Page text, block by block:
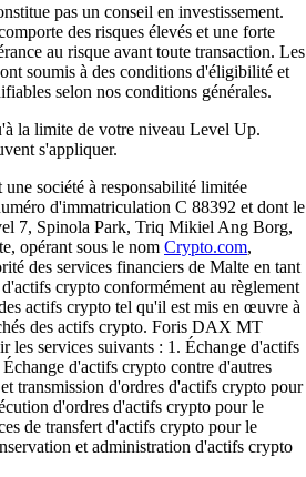
pas un conseil en investissement.
des risques élevés et une forte
au risque avant toute transaction. Les
soumis à des conditions d'éligibilité et
selon nos conditions générales.
la limite de votre niveau Level Up.
s'appliquer.
société à responsabilité limitée
d'immatriculation C 88392 et dont le
7, Spinola Park, Triq Mikiel Ang Borg,
opérant sous le nom Crypto.com,
des services financiers de Malte en tant
crypto conformément au règlement
actifs crypto tel qu'il est mis en œuvre à
des actifs crypto. Foris DAX MT
les services suivants : 1. Échange d'actifs
d'actifs crypto contre d'autres
transmission d'ordres d'actifs crypto pour
d'ordres d'actifs crypto pour le
de transfert d'actifs crypto pour le
et administration d'actifs crypto